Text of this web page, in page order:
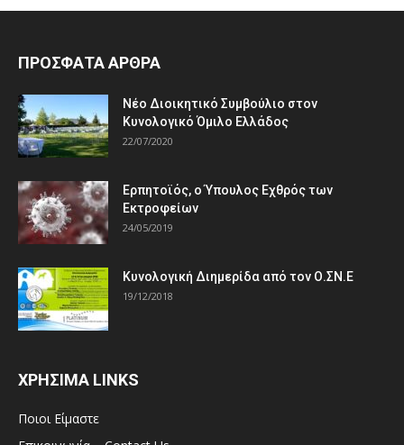
ΠΡΟΣΦΑΤΑ ΑΡΘΡΑ
Νέο Διοικητικό Συμβούλιο στον
Κυνολογικό Όμιλο Ελλάδος
22/07/2020
Ερπητοϊός, ο Ύπουλος Εχθρός των
Εκτροφείων
24/05/2019
Κυνολογική Διημερίδα από τον Ο.ΣΝ.Ε
19/12/2018
ΧΡΗΣΙΜΑ LINKS
Ποιοι Είμαστε